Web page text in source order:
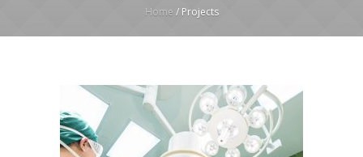
Home / Projects